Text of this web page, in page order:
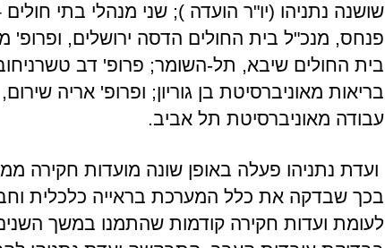
שושנה נתניהו (יו"ר הועדה ); שני מנהלי בתי
פנחס, מנכ"ל בית החולים הדסה ירושלים, ופרופ'
בית החולים שיבא, תל-השומר; פרופ' דב
בריאות מאוניברסיטת בן גוריון; ופרופ' אריה
עבודה מאוניברסיטת תל אביב.
ועדת נתניהו פעלה באופן שונה מועדות חקירה
בכך שבדקה את כלל המערכת בראייה כלכלית
לעומת ועדות חקירה קודמות שהתמנו במשך